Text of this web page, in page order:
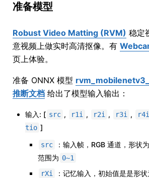
准备模型
Robust Video Matting (RVM) 稳定
意视频上做实时高清抠像。有
页上体验。
准备 ONNX 模型
推断文档 给出了模型输入输出：
输入: [ src , r1i , r2i , r3i , r4i
tio ]
src ：输入帧，RGB 通道，形状为
范围为 0~1
rXi
：记忆输入，初始值是是形状